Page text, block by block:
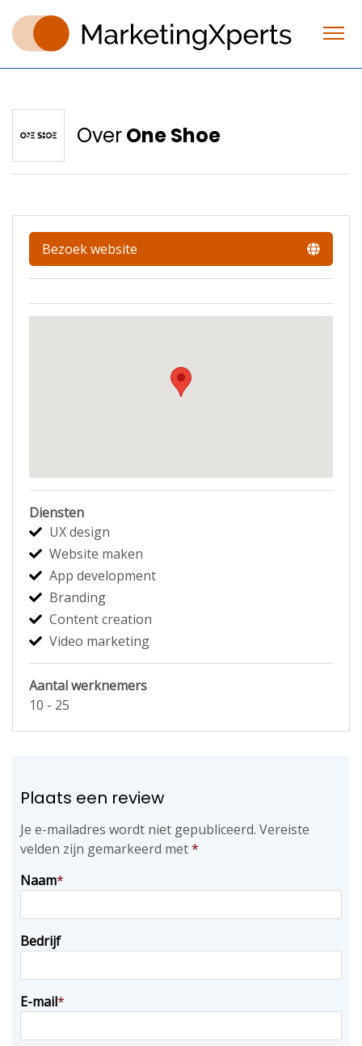
OverOne Shoe
Bezoek website
Diensten
UX design
Website maken
App development
Branding
Content creation
Video marketing
Aantal werknemers
10 - 25
Plaats een review
Je e-mailadres wordt niet gepubliceerd. Vereiste
velden zijn gemarkeerd met*
Naam*
Bedrijf
E-mail*